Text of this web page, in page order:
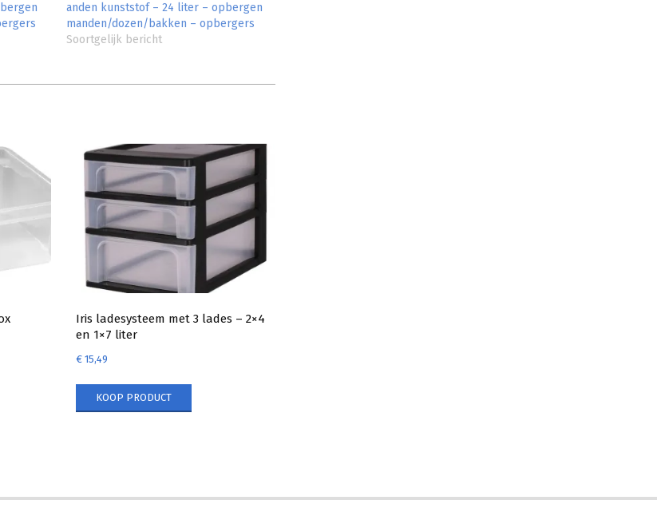
anden kunststof – 24 liter – opbergen
manden/dozen/bakken – opbergers
Soortgelijk bericht
Iris ladesysteem met 3 lades – 2×4
en 1×7 liter
€15,49
KOOP PRODUCT